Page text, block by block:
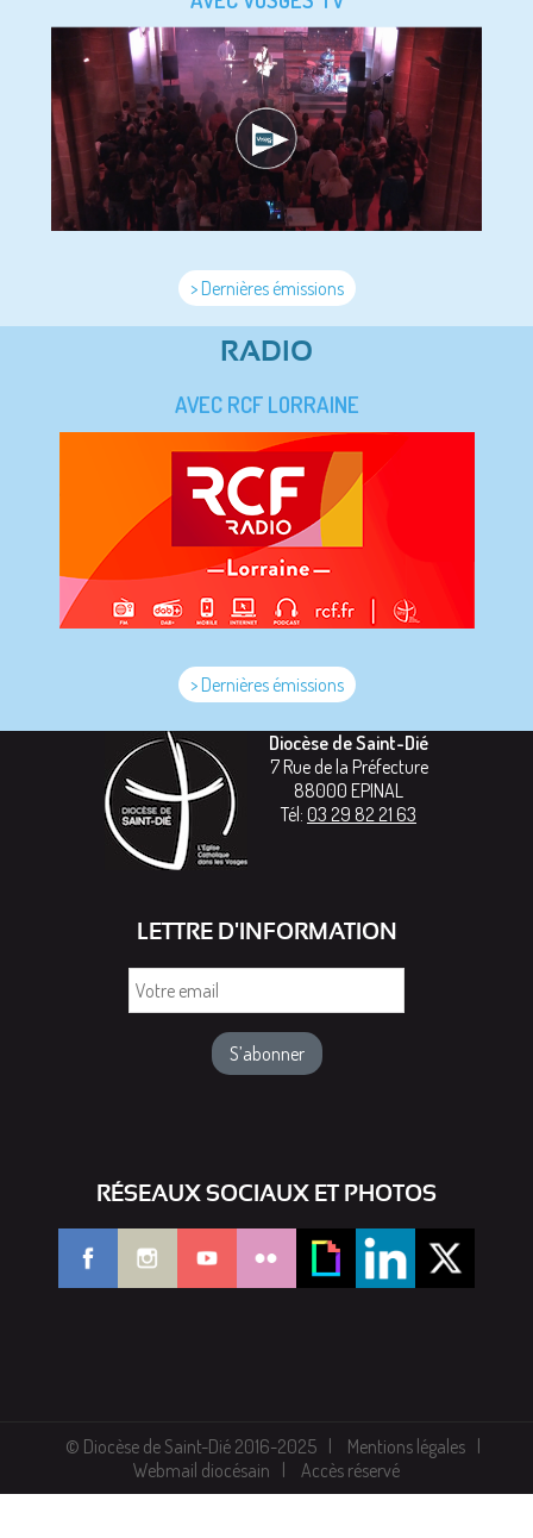
> Dernières émissions
RADIO
AVEC RCF LORRAINE
> Dernières émissions
Diocèse de Saint-Dié
7 Rue de la Préfecture
88000 EPINAL
Tél: 03 29 82 21 63
LETTRE D'INFORMATION
RÉSEAUX SOCIAUX ET PHOTOS
© Diocèse de Saint-Dié 2016-2025
Mentions légales
Webmail diocésain
Accès réservé